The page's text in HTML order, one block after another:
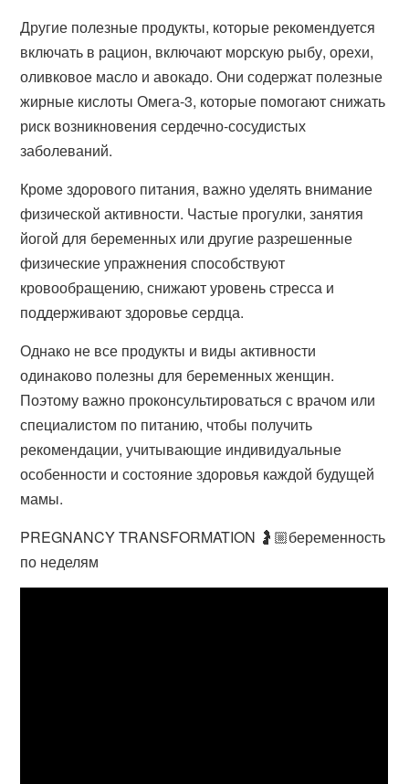
Другие полезные продукты, которые рекомендуется
включать в рацион, включают морскую рыбу, орехи,
оливковое масло и авокадо. Они содержат полезные
жирные кислоты Омега-3, которые помогают снижать
риск возникновения сердечно-сосудистых
заболеваний.
Кроме здорового питания, важно уделять внимание
физической активности. Частые прогулки, занятия
йогой для беременных или другие разрешенные
физические упражнения способствуют
кровообращению, снижают уровень стресса и
поддерживают здоровье сердца.
Однако не все продукты и виды активности
одинаково полезны для беременных женщин.
Поэтому важно проконсультироваться с врачом или
специалистом по питанию, чтобы получить
рекомендации, учитывающие индивидуальные
особенности и состояние здоровья каждой будущей
мамы.
PREGNANCY TRANSFORMATION 🤰🏼беременность
по неделям